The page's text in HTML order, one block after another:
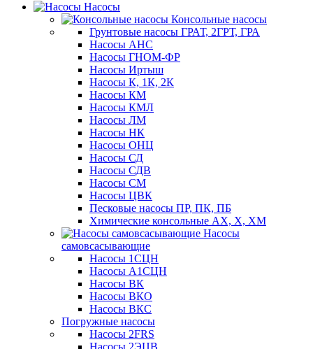
Насосы
Консольные насосы
Грунтовые насосы ГРАТ, 2ГРТ, ГРА
Насосы АНС
Насосы ГНОМ-ФР
Насосы Иртыш
Насосы К, 1К, 2К
Насосы КМ
Насосы КМЛ
Насосы ЛМ
Насосы НК
Насосы ОНЦ
Насосы СД
Насосы СДВ
Насосы СМ
Насосы ЦВК
Песковые насосы ПР, ПК, ПБ
Химические консольные АХ, Х, ХМ
Насосы
самовсасывающие
Насосы 1СЦН
Насосы А1СЦН
Насосы ВК
Насосы ВКО
Насосы ВКС
Погружные насосы
Насосы 2FRS
Насосы 2ЭЦВ